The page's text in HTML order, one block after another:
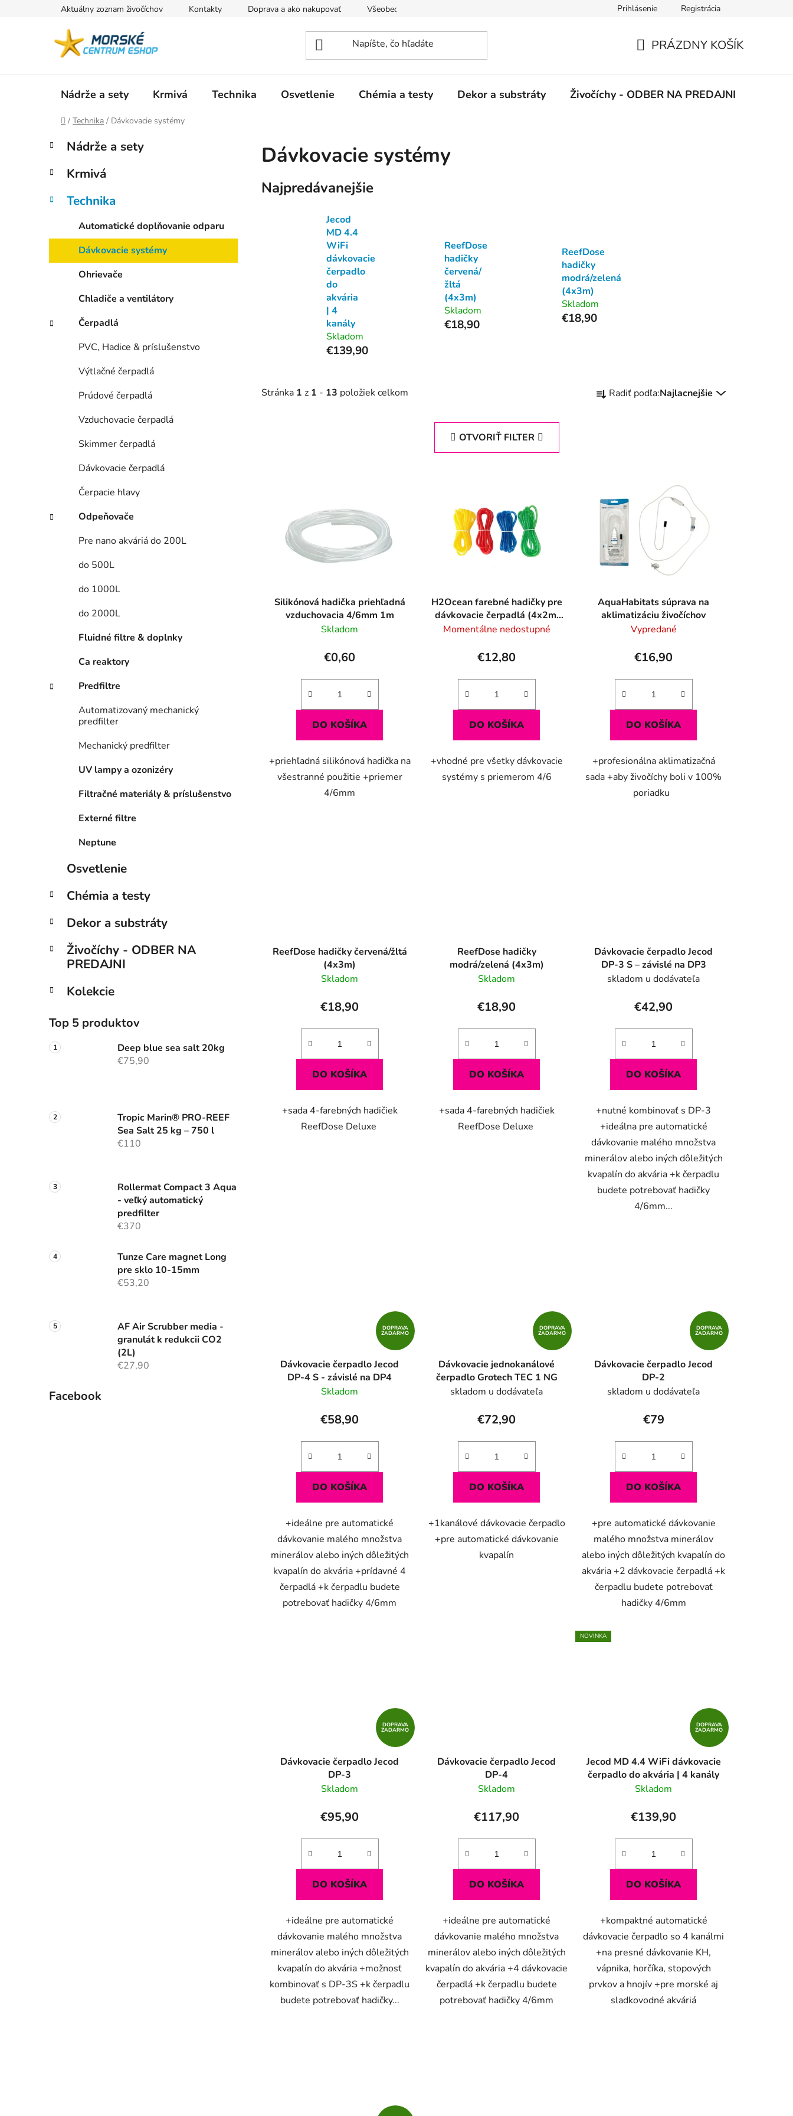
Aktuálny zoznam živočíchov Kontakty Doprava a ako nakupovať Všeobecné obchodné podmienky a dodacie podmienky Ochrana osobných údajov
Prihlásenie Registrácia
KOŠÍK
PRÁZDNY KOŠÍK
Nádrže a sety Krmivá Technika Osvetlenie Chémia a testy Dekor a substráty Živočíchy - ODBER NA PREDAJNI
Domov
/ Technika / Dávkovacie systémy
B
č
ý
e
Preskočiť
kategórie
K
a
e
ó
e
Nádrže a sety
Krmivá
Technika
Automatické doplňovanie odparu
Dávkovacie systémy
Ohrievače
Chladiče a ventilátory
Čerpadlá
PVC, Hadice & príslušenstvo
Výtlačné čerpadlá
Prúdové čerpadlá
Vzduchovacie čerpadlá
Skimmer čerpadlá
Dávkovacie čerpadlá
Čerpacie hlavy
Odpeňovače
Pre nano akváriá do 200L
do 500L
do 1000L
do 2000L
Fluidné filtre & doplnky
Ca reaktory
Predfiltre
Automatizovaný mechanický
predfilter
Mechanický predfilter
UV lampy a ozonizéry
Filtračné materiály & príslušenstvo
Externé filtre
Neptune
Osvetlenie
Chémia a testy
Dekor a substráty
Živočíchy - ODBER NA
PREDAJNI
Kolekcie
Top 5 produktov
Deep blue sea salt 20kg
€75,90
Tropic Marin® PRO-REEF
Sea Salt 25 kg – 750 l
€110
Rollermat Compact 3 Aqua
- veľký automatický
predfilter
€370
Tunze Care magnet Long
pre sklo 10-15mm
€53,20
AF Air Scrubber media -
granulát k redukcii CO2
(2L)
€27,90
Facebook
Dávkovacie systémy
Najpredávanejšie
Jecod
MD 4.4
WiFi
dávkovacie
čerpadlo
do
akvária
| 4
kanály
Skladom
€139,90
ReefDose
hadičky
červená/
žltá
(4x3m)
Skladom
€18,90
ReefDose
hadičky
modrá/zelená
(4x3m)
Skladom
€18,90
Stránka 1 z 1 - 13 položiek celkom
a
r
o
u
k
o
v
Radiť podľa:Najlacnejšie
OTVORIŤ FILTER
Silikónová hadička priehľadná
vzduchovacia 4/6mm 1m
Skladom
€0,60
DO KOŠÍKA
+priehľadná silikónová hadička na
všestranné použitie +priemer
4/6mm
H2Ocean farebné hadičky pre
dávkovacie čerpadlá (4x2m,
PVC)
Momentálne nedostupné
€12,80
DO KOŠÍKA
+vhodné pre všetky dávkovacie
systémy s priemerom 4/6
AquaHabitats súprava na
aklimatizáciu živočíchov
Vypredané
€16,90
DO KOŠÍKA
+profesionálna aklimatizačná
sada +aby živočíchy boli v 100%
poriadku
ReefDose hadičky červená/žltá
(4x3m)
Skladom
€18,90
DO KOŠÍKA
+sada 4-farebných hadičiek
ReefDose Deluxe
ReefDose hadičky
modrá/zelená (4x3m)
Skladom
€18,90
DO KOŠÍKA
+sada 4-farebných hadičiek
ReefDose Deluxe
Dávkovacie čerpadlo Jecod
DP-3 S – závislé na DP3
skladom u dodávateľa
€42,90
DO KOŠÍKA
+nutné kombinovať s DP-3
+ideálna pre automatické
dávkovanie malého množstva
minerálov alebo iných dôležitých
kvapalín do akvária +k čerpadlu
budete potrebovať hadičky
4/6mm...
DOPRAVA
ZADARMO
Dávkovacie čerpadlo Jecod
DP-4 S - závislé na DP4
Skladom
€58,90
DO KOŠÍKA
+ideálne pre automatické
dávkovanie malého množstva
minerálov alebo iných dôležitých
kvapalín do akvária +prídavné 4
čerpadlá +k čerpadlu budete
potrebovať hadičky 4/6mm
DOPRAVA
ZADARMO
Dávkovacie jednokanálové
čerpadlo Grotech TEC 1 NG
skladom u dodávateľa
€72,90
DO KOŠÍKA
+1kanálové dávkovacie čerpadlo
+pre automatické dávkovanie
kvapalín
DOPRAVA
ZADARMO
Dávkovacie čerpadlo Jecod
DP-2
skladom u dodávateľa
€79
DO KOŠÍKA
+pre automatické dávkovanie
malého množstva minerálov
alebo iných dôležitých kvapalín do
akvária +2 dávkovacie čerpadlá +k
čerpadlu budete potrebovať
hadičky 4/6mm
DOPRAVA
ZADARMO
Dávkovacie čerpadlo Jecod
DP-3
Skladom
€95,90
DO KOŠÍKA
+ideálne pre automatické
dávkovanie malého množstva
minerálov alebo iných dôležitých
kvapalín do akvária +možnosť
kombinovať s DP-3S +k čerpadlu
budete potrebovať hadičky...
Dávkovacie čerpadlo Jecod
DP-4
Skladom
€117,90
DO KOŠÍKA
+ideálne pre automatické
dávkovanie malého množstva
minerálov alebo iných dôležitých
kvapalín do akvária +4 dávkovacie
čerpadlá +k čerpadlu budete
potrebovať hadičky 4/6mm
NOVINKA
DOPRAVA
ZADARMO
Jecod MD 4.4 WiFi dávkovacie
čerpadlo do akvária | 4 kanály
Skladom
€139,90
DO KOŠÍKA
+kompaktné automatické
dávkovacie čerpadlo so 4 kanálmi
+na presné dávkovanie KH,
vápnika, horčíka, stopových
prvkov a hnojív +pre morské aj
sladkovodné akváriá